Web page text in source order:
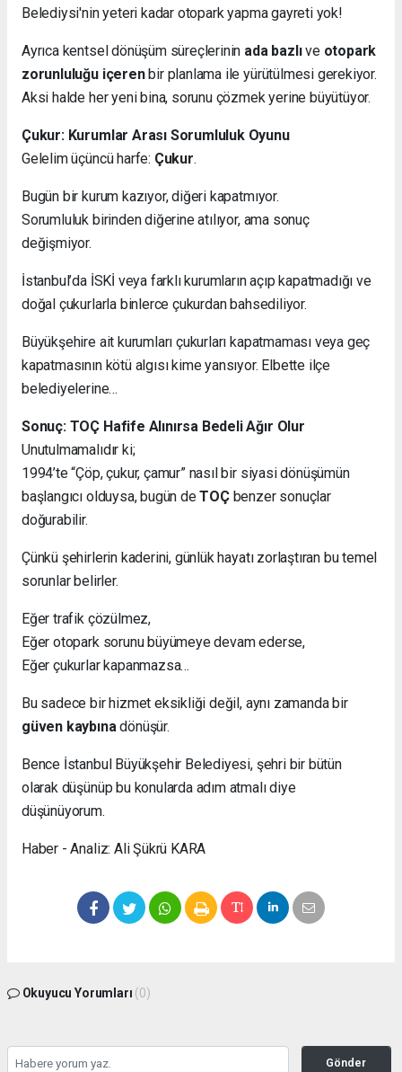
Belediysi'nin yeteri kadar otopark yapma gayreti yok!
Ayrıca kentsel dönüşüm süreçlerinin ada bazlıve otopark
zorunluluğu içerenbir planlama ile yürütülmesi gerekiyor.
Aksi halde her yeni bina, sorunu çözmek yerine büyütüyor.
Çukur: Kurumlar Arası Sorumluluk Oyunu
Gelelim üçüncü harfe: Çukur.
Bugün bir kurum kazıyor, diğeri kapatmıyor.
Sorumluluk birinden diğerine atılıyor, ama sonuç
değişmiyor.
İstanbul’da İSKİ veya farklı kurumların açıp kapatmadığı ve
doğal çukurlarla binlerce çukurdan bahsediliyor.
Büyükşehire ait kurumları çukurları kapatmaması veya geç
kapatmasının kötü algısı kime yansıyor. Elbette ilçe
belediyelerine…
Sonuç: TOÇ Hafife Alınırsa Bedeli Ağır Olur
Unutulmamalıdır ki;
1994’te “Çöp, çukur, çamur” nasıl bir siyasi dönüşümün
başlangıcı olduysa, bugün deTOÇbenzer sonuçlar
doğurabilir.
Çünkü şehirlerin kaderini, günlük hayatı zorlaştıran bu temel
sorunlar belirler.
Eğer trafik çözülmez,
Eğer otopark sorunu büyümeye devam ederse,
Eğer çukurlar kapanmazsa…
Bu sadece bir hizmet eksikliği değil, aynı zamanda bir
güven kaybınadönüşür.
Bence İstanbul Büyükşehir Belediyesi, şehri bir bütün
olarak düşünüp bu konularda adım atmalı diye
düşünüyorum.
Haber - Analiz: Ali Şükrü KARA
Okuyucu Yorumları (0)
Gönder